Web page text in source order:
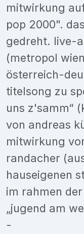
mitwirkung
pop 2000".
gedreht. live-
(metropol
österreich-
titelsong zu
uns z'samm“
von andreas
mitwirkung
randacher
hauseigenen
im rahmen
„jugend am
-